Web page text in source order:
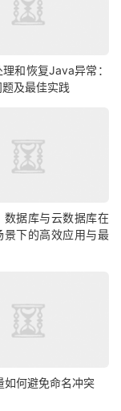
和恢复Java异常：
及最佳实践
数据库与云数据库在
景下的高效应用与最
如何避免命名冲突